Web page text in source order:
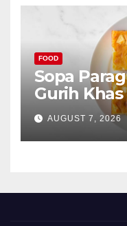
FOOD
Sopa
Gurih
Unik
AUGUST 7, 2026